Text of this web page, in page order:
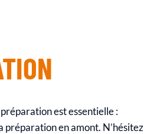
est essentielle :
préparation en amont. N’hésitez